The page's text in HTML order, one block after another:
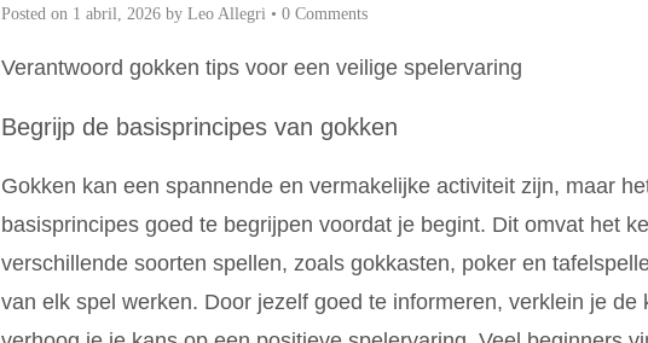
Posted on 1 abril, 2026by Leo Allegri• 0 Comments
Verantwoord gokken tips voor een veilige spelervaring
Begrijp de basisprincipes van gokken
Gokken kan een spannende en vermakelijke activiteit zijn, maar
basisprincipes goed te begrijpen voordat je begint. Dit omvat het
verschillende soorten spellen, zoals gokkasten, poker en
van elk spel werken. Door jezelf goed te informeren, verklein je de